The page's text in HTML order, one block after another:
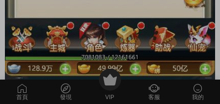
首頁 發現 VIP 客服 我的